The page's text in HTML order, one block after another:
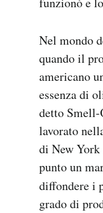
Nel mondo
quando il
americano
essenza di
detto Smell-
lavorato
di New York
punto un
diffondere i
grado di